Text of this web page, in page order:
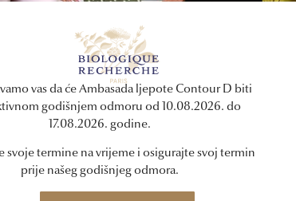
Toleskin DS
201,00
Dodaj u korpu
vas da će Ambasada ljepote Contour D biti
godišnjem odmoru od 10.08.2026. do
17.08.2026. godine.
svoje termine na vrijeme i osigurajte svoj termin
prije našeg godišnjeg odmora.